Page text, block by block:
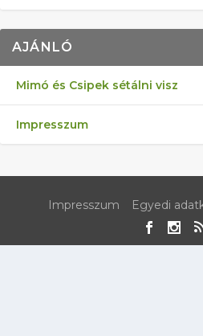
AJÁNLÓ
Mimó és Csipek sétálni visz
Impresszum
Impresszum Egyedi